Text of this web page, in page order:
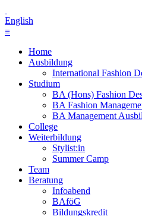
English
≡
Home
Ausbildung
International Fashion
Studium
BA (Hons) Fashion
BA Fashion
BA Management
College
Weiterbildung
Stylist:in
Summer Camp
Team
Beratung
Infoabend
BAföG
Bildungskredit